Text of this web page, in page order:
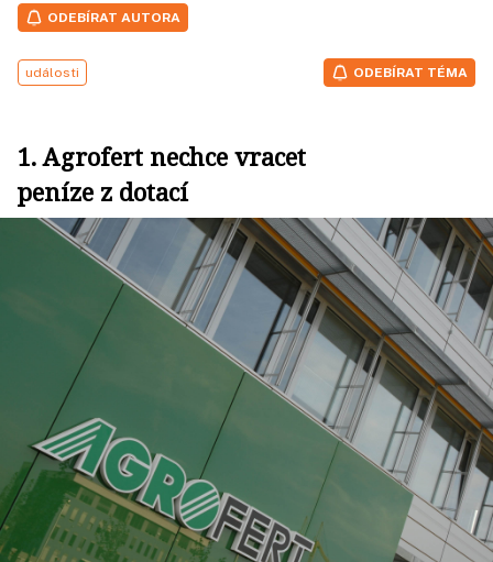
ODEBÍRAT AUTORA
události ODEBÍRAT TÉMA
1. Agrofert nechce vracet
peníze z dotací